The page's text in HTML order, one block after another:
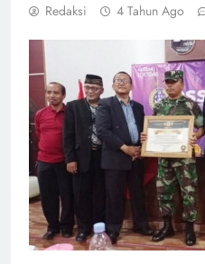
Redaksi 4 Tahun Ago